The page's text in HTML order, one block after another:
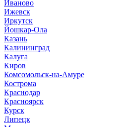
Иваново
Ижевск
Иркутск
Йошкар-Ола
Казань
Калининград
Калуга
Киров
Комсомольск-на-Амуре
Кострома
Краснодар
Красноярск
Курск
Липецк